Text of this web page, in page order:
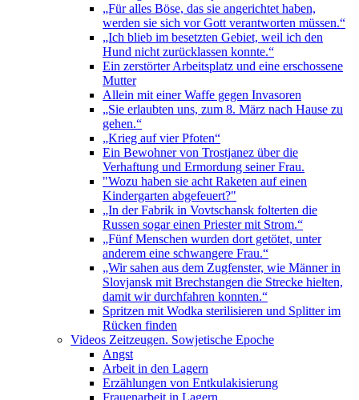
„Für alles Böse, das sie angerichtet haben,
werden sie sich vor Gott verantworten müssen.“
„Ich blieb im besetzten Gebiet, weil ich den
Hund nicht zurücklassen konnte.“
Ein zerstörter Arbeitsplatz und eine erschossene
Mutter
Allein mit einer Waffe gegen Invasoren
„Sie erlaubten uns, zum 8. März nach Hause zu
gehen.“
„Krieg auf vier Pfoten“
Ein Bewohner von Trostjanez über die
Verhaftung und Ermordung seiner Frau.
"Wozu haben sie acht Raketen auf einen
Kindergarten abgefeuert?"
„In der Fabrik in Vovtschansk folterten die
Russen sogar einen Priester mit Strom.“
„Fünf Menschen wurden dort getötet, unter
anderem eine schwangere Frau.“
„Wir sahen aus dem Zugfenster, wie Männer in
Slovjansk mit Brechstangen die Strecke hielten,
damit wir durchfahren konnten.“
Spritzen mit Wodka sterilisieren und Splitter im
Rücken finden
Videos Zeitzeugen. Sowjetische Epoche
Angst
Arbeit in den Lagern
Erzählungen von Entkulakisierung
Frauenarbeit in Lagern